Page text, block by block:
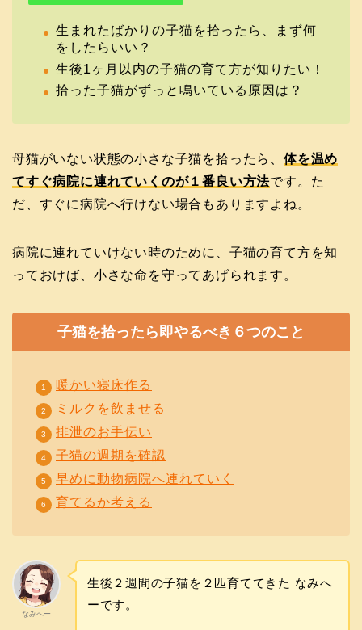
生まれたばかりの子猫を拾ったら、まず何
をしたらいい？
生後1ヶ月以内の子猫の育て方が知りたい！
拾った子猫がずっと鳴いている原因は？
母猫がいない状態の小さな子猫を拾ったら、 体を温め
てすぐ病院に連れていくのが１番良い方法です。た
だ、すぐに病院へ行けない場合もありますよね。
病院に連れていけない時のために、子猫の育て方を知
っておけば、小さな命を守ってあげられます。
子猫を拾ったら即やるべき６つのこと
暖かい寝床作る
ミルクを飲ませる
排泄のお手伝い
子猫の週期を確認
早めに動物病院へ連れていく
育てるか考える
なみへー
生後２週間の子猫を２匹育ててきた なみへ
ーです。